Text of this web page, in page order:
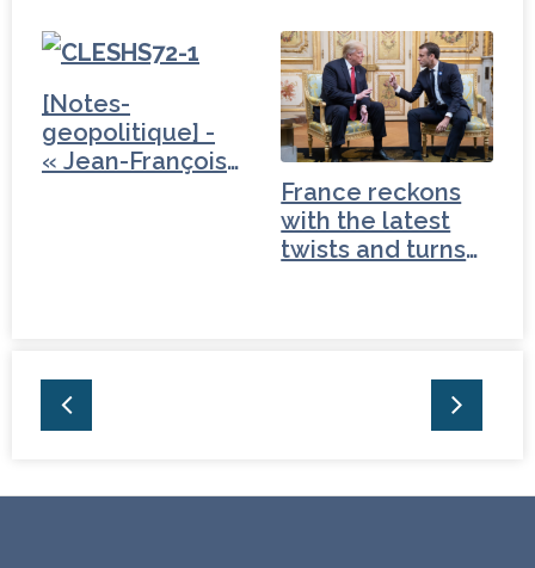
[Notes-
geopolitique] -
« Jean-François
France reckons
with the latest
twists and turns